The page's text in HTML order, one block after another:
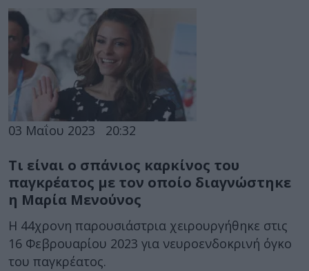
03 Μαΐου 2023 20:32
Τι είναι ο σπάνιος καρκίνος του
παγκρέατος με τον οποίο διαγνώστηκε
η Μαρία Μενούνος
Η 44χρονη παρουσιάστρια χειρουργήθηκε στις
16 Φεβρουαρίου 2023 για νευροενδοκρινή όγκο
του παγκρέατος.